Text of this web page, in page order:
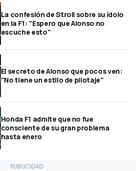
La confesión de Stroll sobre su ídolo
en la F1: "Espero que Alonso no
escuche esto"
El secreto de Alonso que pocos ven:
"No tiene un estilo de pilotaje"
Honda F1 admite que no fue
consciente de su gran problema
hasta enero